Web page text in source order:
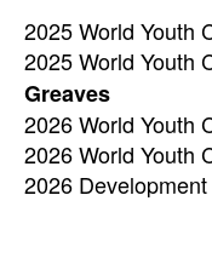
2025 World Youth
2025 World Youth
Greaves
2026 World Youth
2026 World Youth
2026